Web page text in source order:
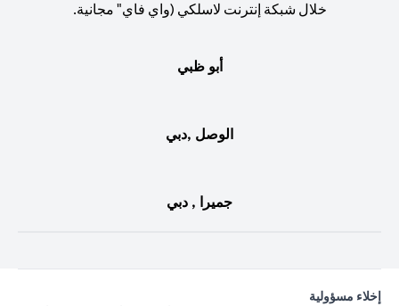
خلال شبكة إنترنت لاسلكي (واي فاي" مجانية.
أبو ظبي
الوصل ,دبي
جميرا , دبي
إخلاء مسؤولية